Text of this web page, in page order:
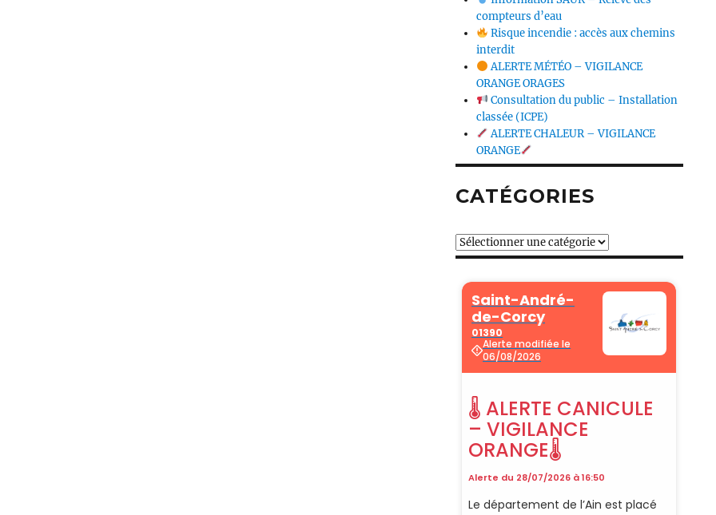
compteurs d’eau
Risque incendie : accès aux chemins
interdit
ALERTE MÉTÉO – VIGILANCE
ORANGE ORAGES
Consultation du public – Installation
classée (ICPE)
ALERTE CHALEUR – VIGILANCE
ORANGE
CATÉGORIES
Catégories